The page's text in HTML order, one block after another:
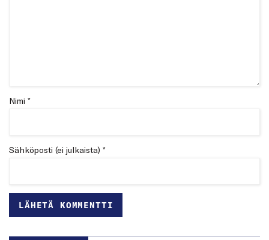
Nimi *
Sähköposti (ei julkaista) *